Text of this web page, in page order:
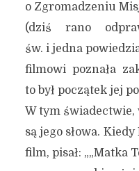
o Zgromadzeniu
(dziś rano
św. i jedna
filmowi poznała
to był początek jej
W tym świadectwie,
są jego słowa.
film, pisał: „„Matka